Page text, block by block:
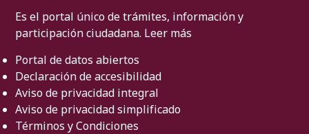
Es el portal único de trámites, información y
participación ciudadana. Leer más
Portal de datos abiertos
Declaración de accesibilidad
Aviso de privacidad integral
Aviso de privacidad simplificado
Términos y Condiciones